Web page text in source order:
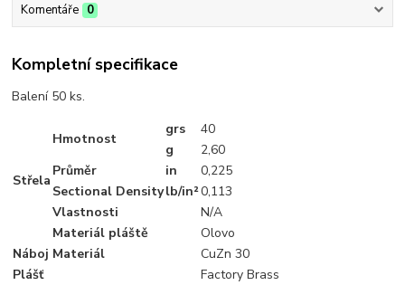
Komentáře 0
Kompletní specifikace
Balení 50 ks.
Střela
Hmotnost
grs
40
g
2,60
Průměr
in 0,225
Sectional Densitylb/in²0,113
Vlastnosti
N/A
Materiál pláště
Olovo
Náboj Materiál
CuZn 30
Plášť
Factory Brass